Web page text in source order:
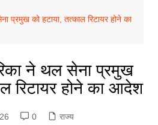
प्रमुख को हटाया, तत्काल रिटायर होने का
ने थल सेना प्रमुख
रिटायर होने का आदेश
0 राज्य